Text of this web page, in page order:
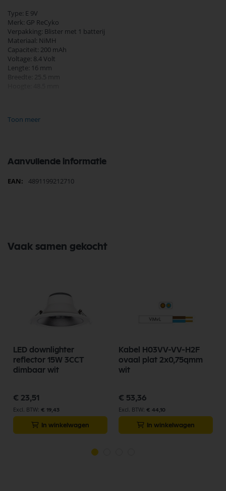
Type: E 9V
Merk: GP ReCyko
Verpakking: Blister met 1 batterij
Materiaal: NiMH
Capaciteit: 200 mAh
Voltage: 8.4 Volt
Lengte: 16 mm
Breedte: 25.5 mm
6LR61
Toon meer
Aanvullende informatie
Meer
4891199212710
Vaak samen gekocht
LED downlighter
reflector 15W 3CCT
dimbaar wit
€ 23,51
€ 19,43
In winkelwagen
Kabel H03VV-VV-H2F
ovaal plat 2x0,75qmm
wit
€ 53,36
€ 44,10
In winkelwagen